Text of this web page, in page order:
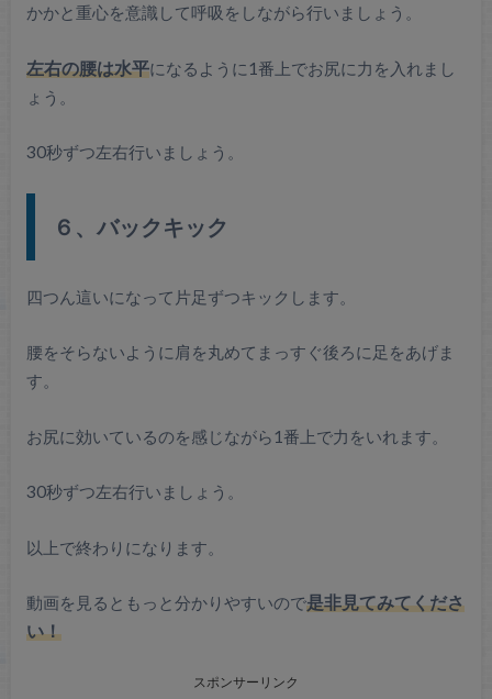
かかと重心を意識して呼吸をしながら行いましょう。
左右の腰は水平になるように1番上でお尻に力を入れまし
ょう。
30秒ずつ左右行いましょう。
６、バックキック
四つん這いになって片足ずつキックします。
腰をそらないように肩を丸めてまっすぐ後ろに足をあげま
す。
お尻に効いているのを感じながら1番上で力をいれます。
30秒ずつ左右行いましょう。
以上で終わりになります。
動画を見るともっと分かりやすいので是非見てみてくださ
い！
スポンサーリンク